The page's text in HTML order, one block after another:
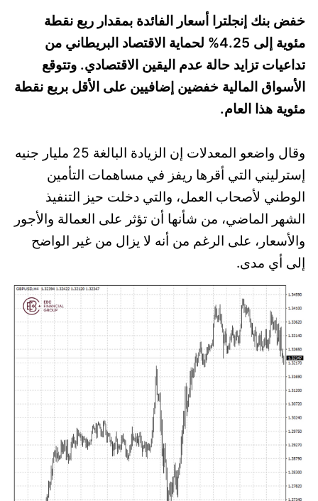
خفض بنك إنجلترا أسعار الفائدة بمقدار ربع نقطة
مئوية إلى 4.25% لحماية الاقتصاد البريطاني من
تداعيات تزايد حالة عدم اليقين الاقتصادي. وتتوقع
الأسواق المالية خفضين إضافيين على الأقل بربع نقطة
مئوية هذا العام.
وقال واضعو المعدلات إن الزيادة البالغة 25 مليار جنيه
إسترليني التي أقرها ريفز في مساهمات التأمين
الوطني لأصحاب العمل، والتي دخلت حيز التنفيذ
الشهر الماضي، من شأنها أن تؤثر على العمالة والأجور
والأسعار، على الرغم من أنه لا يزال من غير الواضح
إلى أي مدى.